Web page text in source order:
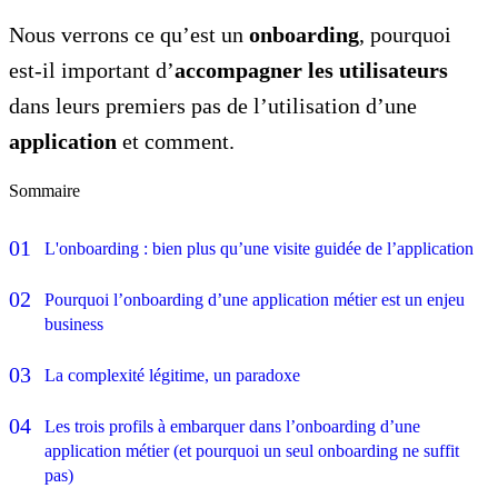
Nous verrons ce qu’est un onboarding, pourquoi
est-il important d’accompagner les utilisateurs
dans leurs premiers pas de l’utilisation d’une
application et comment.
Sommaire
L'onboarding : bien plus qu’une visite guidée de l’application
Pourquoi l’onboarding d’une application métier est un enjeu
business
La complexité légitime, un paradoxe
Les trois profils à embarquer dans l’onboarding d’une
application métier (et pourquoi un seul onboarding ne suffit
pas)